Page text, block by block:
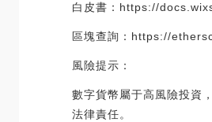
白皮書：https://
區塊查詢：https://
風險提示：
數字貨幣屬于高風險投資
法律責任。